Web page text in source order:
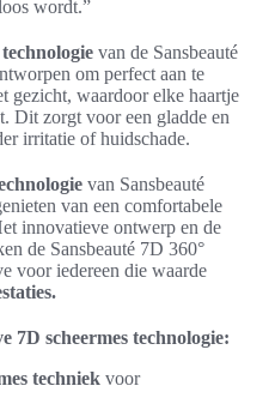
wordt.”
van de Sansbeauté
om perfect aan te
gezicht, waardoor elke haartje
Dit zorgt voor een gladde en
irritatie of huidschade.
van Sansbeauté
van een comfortabele
innovatieve ontwerp en de
de Sansbeauté 7D 360°
voor iedereen die waarde
7D scheermes technologie:
techniek voor